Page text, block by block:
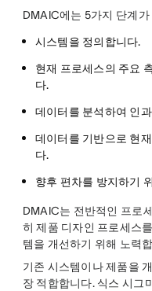
DMAIC에는 5가지 단계가
시스템을 정의합니다.
현재 프로세스의 주요
다.
데이터를 분석하여 인
데이터를 기반으로 현
다.
향후 편차를 방지하기
DMAIC는 전반적인 프로
히 제품 디자인 프로세스
템을 개선하기 위해 노력
기존 시스템이나 제품을
장 적합합니다. 식스 시그